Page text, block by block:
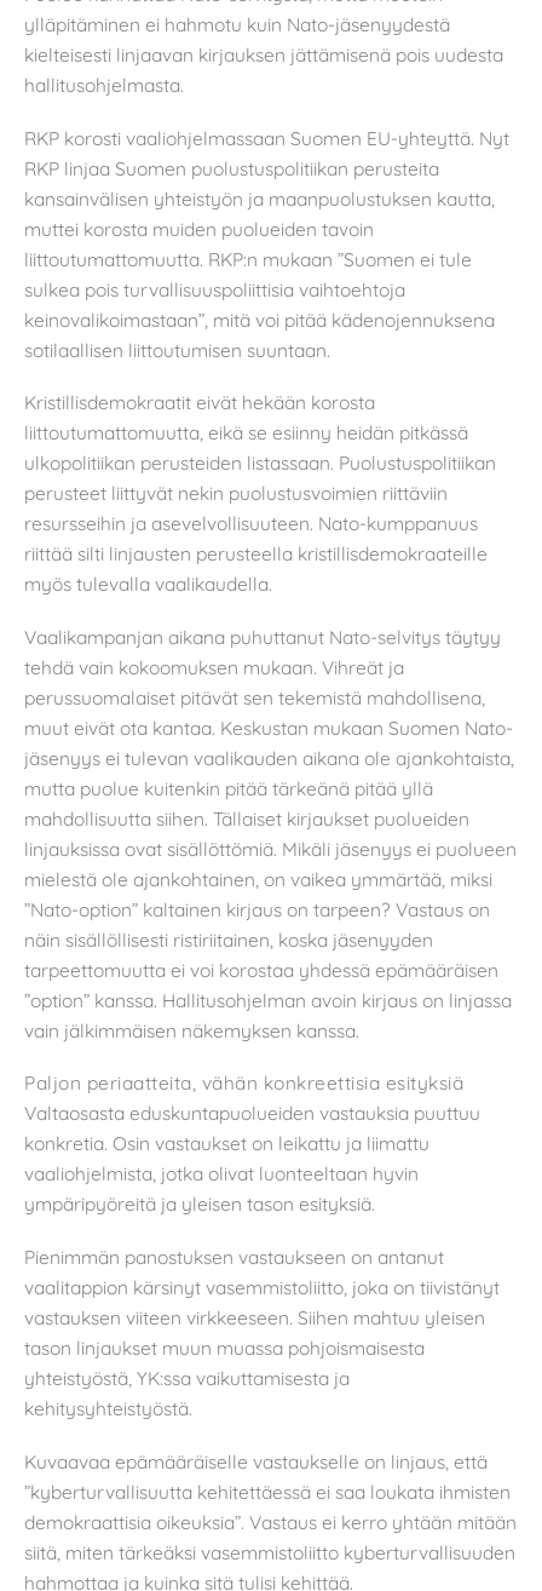
ylläpitäminen ei hahmotu kuin Nato-jäsenyydestä
kielteisesti linjaavan kirjauksen jättämisenä pois uudesta
hallitusohjelmasta.
RKP korosti vaaliohjelmassaan Suomen EU-yhteyttä. Nyt
RKP linjaa Suomen puolustuspolitiikan perusteita
kansainvälisen yhteistyön ja maanpuolustuksen kautta,
muttei korosta muiden puolueiden tavoin
liittoutumattomuutta. RKP:n mukaan ”Suomen ei tule
sulkea pois turvallisuuspoliittisia vaihtoehtoja
keinovalikoimastaan”, mitä voi pitää kädenojennuksena
sotilaallisen liittoutumisen suuntaan.
Kristillisdemokraatit eivät hekään korosta
liittoutumattomuutta, eikä se esiinny heidän pitkässä
ulkopolitiikan perusteiden listassaan. Puolustuspolitiikan
perusteet liittyvät nekin puolustusvoimien riittäviin
resursseihin ja asevelvollisuuteen. Nato-kumppanuus
riittää silti linjausten perusteella kristillisdemokraateille
myös tulevalla vaalikaudella.
Vaalikampanjan aikana puhuttanut Nato-selvitys täytyy
tehdä vain kokoomuksen mukaan. Vihreät ja
perussuomalaiset pitävät sen tekemistä mahdollisena,
muut eivät ota kantaa. Keskustan mukaan Suomen Nato-
jäsenyys ei tulevan vaalikauden aikana ole ajankohtaista,
mutta puolue kuitenkin pitää tärkeänä pitää yllä
mahdollisuutta siihen. Tällaiset kirjaukset puolueiden
linjauksissa ovat sisällöttömiä. Mikäli jäsenyys ei puolueen
mielestä ole ajankohtainen, on vaikea ymmärtää, miksi
”Nato-option” kaltainen kirjaus on tarpeen? Vastaus on
näin sisällöllisesti ristiriitainen, koska jäsenyyden
tarpeettomuutta ei voi korostaa yhdessä epämääräisen
”option” kanssa. Hallitusohjelman avoin kirjaus on linjassa
vain jälkimmäisen näkemyksen kanssa.
Paljon periaatteita, vähän konkreettisia esityksiä
Valtaosasta eduskuntapuolueiden vastauksia puuttuu
konkretia. Osin vastaukset on leikattu ja liimattu
vaaliohjelmista, jotka olivat luonteeltaan hyvin
ympäripyöreitä ja yleisen tason esityksiä.
Pienimmän panostuksen vastaukseen on antanut
vaalitappion kärsinyt vasemmistoliitto, joka on tiivistänyt
vastauksen viiteen virkkeeseen. Siihen mahtuu yleisen
tason linjaukset muun muassa pohjoismaisesta
yhteistyöstä, YK:ssa vaikuttamisesta ja
kehitysyhteistyöstä.
Kuvaavaa epämääräiselle vastaukselle on linjaus, että
”kyberturvallisuutta kehitettäessä ei saa loukata ihmisten
demokraattisia oikeuksia”. Vastaus ei kerro yhtään mitään
siitä, miten tärkeäksi vasemmistoliitto kyberturvallisuuden
hahmottaa ja kuinka sitä tulisi kehittää.